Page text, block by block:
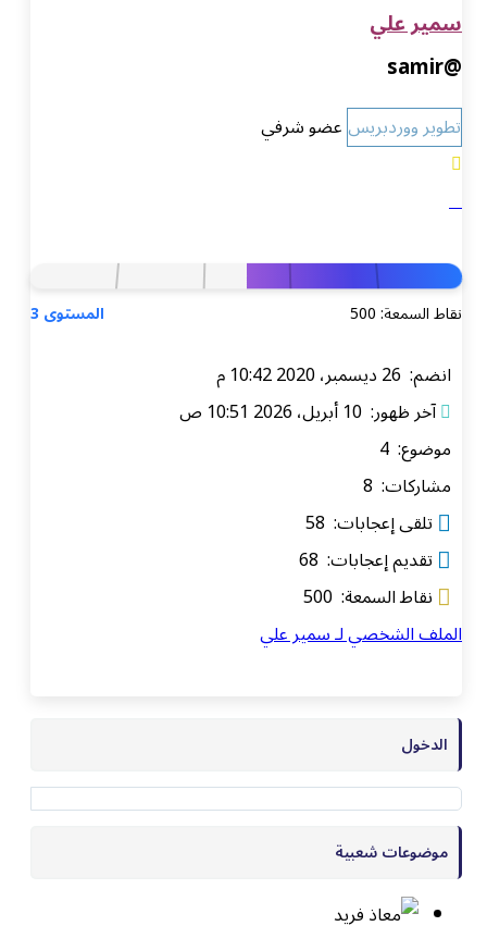
سمير علي
@samir
تطوير ووردبريسعضو شرفي
نقاط السمعة: 500 المستوى 3
انضم: 26 ديسمبر، 2020 10:42 م
آخر ظهور: 10 أبريل، 2026 10:51 ص
موضوع: 4
مشاركات: 8
تلقى إعجابات: 58
تقديم إعجابات: 68
نقاط السمعة: 500
الملف الشخصي لـ سمير علي
الدخول
موضوعات شعبية